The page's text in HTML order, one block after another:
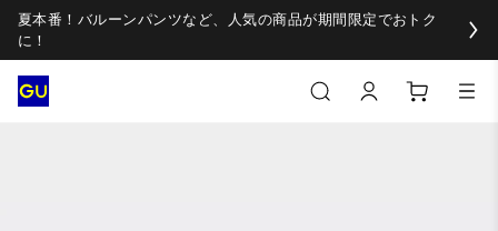
夏本番！バルーンパンツなど、人気の商品が期間限定でおトク
に！